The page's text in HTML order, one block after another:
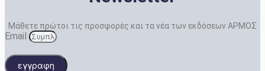
Μάθετε πρώτοι τις προσφορές και τα νέα των εκδόσεων ΑΡΜΟΣ
Email
εγγραφη